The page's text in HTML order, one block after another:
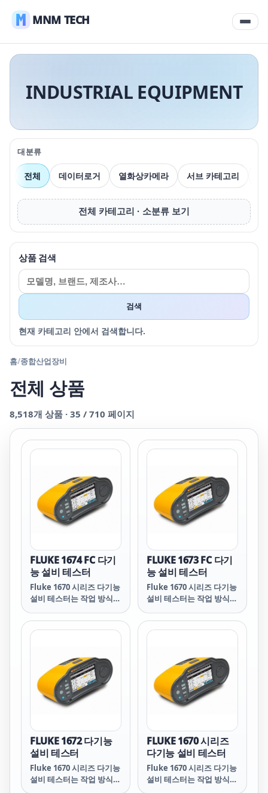
MNM TECH
INDUSTRIAL EQUIPMENT
대분류
전체 데이터로거 열화상카메라 서브 카테고리
전체 카테고리 · 소분류 보기
상품 검색
검색
현재 카테고리 안에서 검색합니다.
홈/종합산업장비
전체 상품
8,518개 상품 · 35 / 710 페이지
FLUKE 1674 FC 다기
능 설비 테스터
Fluke 1670 시리즈 다기능
설비 테스터는 작업 방식을
자인, 원활한 사용자 인터
페이스, 통합 데이터 관리
및 1674 FC), 포괄적인 보
고 소프트웨어를 갖춘
1670 시리즈는 통합 설비
테스트 솔루션의 새로운 표
준을 제시합니다.
FLUKE 1673 FC 다기
능 설비 테스터
Fluke 1670 시리즈 다기능
설비 테스터는 작업 방식을
자인, 원활한 사용자 인터
페이스, 통합 데이터 관리
및 1674 FC), 포괄적인 보
고 소프트웨어를 갖춘
1670 시리즈는 통합 설비
테스트 솔루션의 새로운 표
준을 제시합니다.
FLUKE 1672 다기능
설비 테스터
Fluke 1670 시리즈 다기능
설비 테스터는 작업 방식을
FLUKE 1670 시리즈
다기능 설비 테스터
Fluke 1670 시리즈 다기능
설비 테스터는 작업 방식을